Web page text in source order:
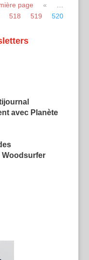
page «
518 519 520
avec Planète